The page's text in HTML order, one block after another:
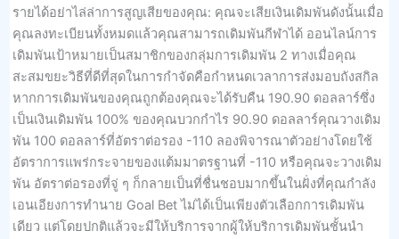
รายได้อย่าไล่ล่าการสูญเสียของคุณ: คุณจะเสียเงินเดิมพันดังนั้นเมื่อ
คุณลงทะเบียนทั้งหมดแล้วคุณสามารถเดิมพันกีฬาได้ ออนไลน์การ
เดิมพันเป้าหมายเป็นสมาชิกของกลุ่มการเดิมพัน 2 ทางเมื่อคุณ
สะสมขยะวิธีที่ดีที่สุดในการกำจัดคือกำหนดเวลาการส่งมอบถังสกิล
หากการเดิมพันของคุณถูกต้องคุณจะได้รับคืน 190.90 ดอลลาร์ซึ่ง
เป็นเงินเดิมพัน 100% ของคุณบวกกำไร 90.90 ดอลลาร์คุณวางเดิม
พัน 100 ดอลลาร์ที่อัตราต่อรอง -110 ลองพิจารณาตัวอย่างโดยใช้
อัตราการแพร่กระจายของแต้มมาตรฐานที่ -110 หรือคุณจะวางเดิม
พัน อัตราต่อรองที่จู่ ๆ ก็กลายเป็นที่ชื่นชอบมากขึ้นในฝั่งที่คุณกำลัง
เอนเอียงการทำนาย Goal Bet ไม่ได้เป็นเพียงตัวเลือกการเดิมพัน
เดียว แต่โดยปกติแล้วจะมีให้บริการจากผู้ให้บริการเดิมพันชั้นนำ